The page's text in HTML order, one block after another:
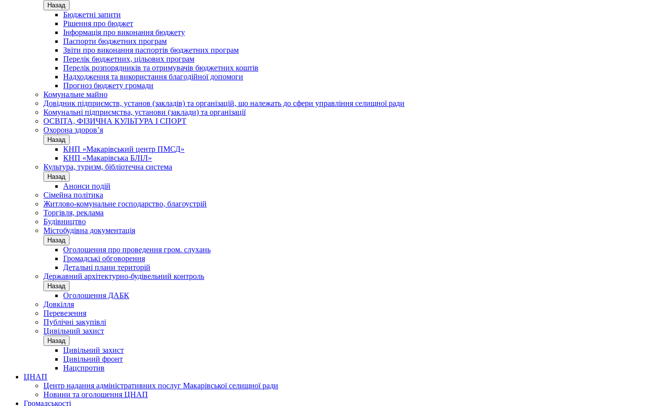
Назад
Бюджетні запити
Рішення про бюджет
Інформація про виконання бюджету
Паспорти бюджетних програм
Звіти про виконання паспортів бюджетних програм
Перелік бюджетних, цільових програм
Перелік розпорядників та отримувачів бюджетних коштів
Надходження та використання благодійної допомоги
Прогноз бюджету громади
Комунальне майно
Довідник підприємств, установ (закладів) та організацій, що належать до сфери управління селищної ради
Комунальні підприємства, установи (заклади) та організації
ОСВІТА, ФІЗИЧНА КУЛЬТУРА І СПОРТ
Охорона здоров’я
Назад
КНП «Макарівський центр ПМСД»
КНП «Макарівська БЛІЛ»
Культура, туризм, бібліотечна система
Назад
Анонси подій
Сімейна політика
Житлово-комунальне господарство, благоустрій
Торгівля, реклама
Будівництво
Містобудівна документація
Назад
Оголошення про проведення гром. слухань
Громадські обговорення
Детальні плани територій
Державний архітектурно-будівельний контроль
Назад
Оголошення ДАБК
Довкілля
Перевезення
Публічні закупівлі
Цивільний захист
Назад
Цивільний захист
Цивільний фронт
Нацспротив
ЦНАП
Центр надання адміністративних послуг Макарівської селищної ради
Новини та оголошення ЦНАП
Громадськості